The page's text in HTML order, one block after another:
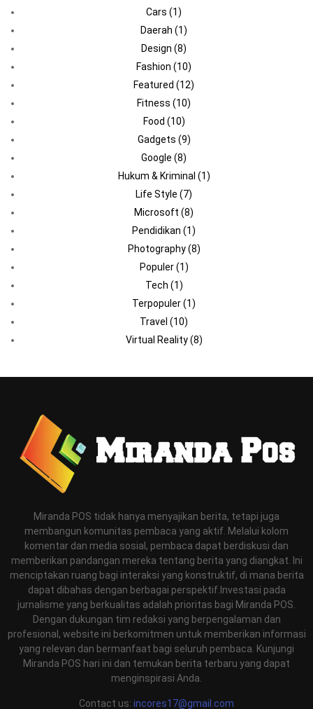
Cars (1)
Daerah (1)
Design (8)
Fashion (10)
Featured (12)
Fitness (10)
Food (10)
Gadgets (9)
Google (8)
Hukum & Kriminal (1)
Life Style (7)
Microsoft (8)
Pendidikan (1)
Photography(8)
Populer(1)
Tech (1)
Terpopuler(1)
Travel (10)
Virtual Reality(8)
Miranda POS tidak hanya menyajikan berita, tetapi juga
membangun komunitas pembaca yang aktif. Melalui kolom
komentar dan media sosial, pembaca dapat berdiskusi dan
memberikan pandangan mereka tentang berita yang diangkat. Ini
menciptakan ruang bagi interaksi yang konstruktif, di mana berita
dapat dibahas dengan berbagai perspektif.Investasi pada
jurnalisme yang berkualitas adalah prioritas bagi Miranda POS.
Dengan dukungan tim redaksi yang berpengalaman dan
profesional, website ini berkomitmen untuk memberikan informasi
yang relevan dan bermanfaat bagi seluruh pembaca. Kunjungi
Miranda POS hari ini dan temukan berita terbaru yang dapat
menginspirasi Anda.
Contact us: incores17@gmail.com